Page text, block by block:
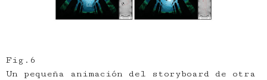
Fig.6
Un pequeña animación del storyboard de otra